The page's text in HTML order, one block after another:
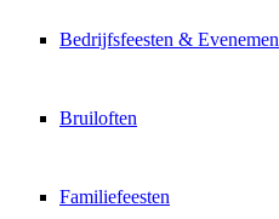
Bedrijfsfeesten &
Bruiloften
Familiefeesten